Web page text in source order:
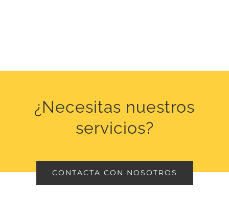
¿Necesitas nuestros
servicios?
CONTACTA CON NOSOTROS